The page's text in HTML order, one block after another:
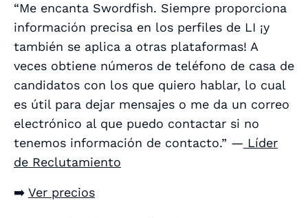
“Me encanta Swordfish. Siempre proporciona
información precisa en los perfiles de LI ¡y
también se aplica a otras plataformas! A
veces obtiene números de teléfono de casa de
candidatos con los que quiero hablar, lo cual
es útil para dejar mensajes o me da un correo
electrónico al que puedo contactar si no
tenemos información de contacto.” — Líder
de Reclutamiento
➡️ Ver precios